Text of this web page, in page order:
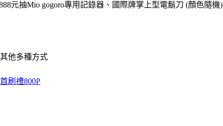
元抽Mio gogoro專用記錄器、國際牌掌上型電鬍刀 (顏色隨機)
他多種方式
刷禮800P